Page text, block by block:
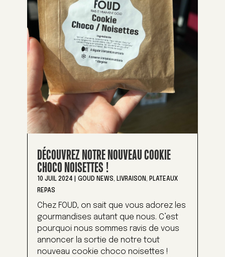
DÉCOUVREZ NOTRE NOUVEAU COOKIE
CHOCO NOISETTES !
10 JUIL 2024 GOUD NEWS, LIVRAISON, PLATEAUX
REPAS
Chez FOUD, on sait que vous adorez les
gourmandises autant que nous. C’est
pourquoi nous sommes ravis de vous
annoncer la sortie de notre tout
nouveau cookie choco noisettes !